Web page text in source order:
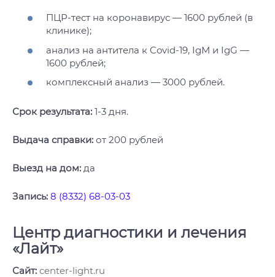
ПЦР-тест на коронавирус — 1600 рублей (в
клинике);
анализ на антитела к Covid-19, IgM и IgG —
1600 рублей;
комплексный анализ — 3000 рублей.
Срок результата: 1-3 дня.
Выдача справки: от 200 рублей
Выезд на дом: да
Запись: 8 (8332) 68-03-03
Центр диагностики и лечения
«Лайт»
Сайт: center-light.ru